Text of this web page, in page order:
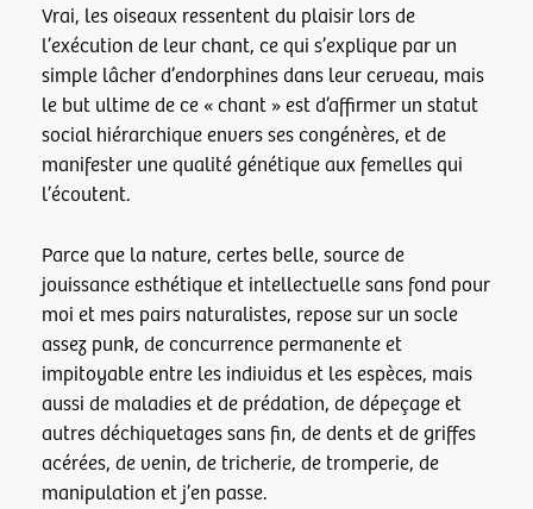
Vrai, les oiseaux ressentent du plaisir lors de
l’exécution de leur chant, ce qui s’explique par un
simple lâcher d’endorphines dans leur cerveau, mais
le but ultime de ce « chant » est d’affirmer un statut
social hiérarchique envers ses congénères, et de
manifester une qualité génétique aux femelles qui
l’écoutent.
Parce que la nature, certes belle, source de
jouissance esthétique et intellectuelle sans fond pour
moi et mes pairs naturalistes, repose sur un socle
assez punk, de concurrence permanente et
impitoyable entre les individus et les espèces, mais
aussi de maladies et de prédation, de dépeçage et
autres déchiquetages sans fin, de dents et de griffes
acérées, de venin, de tricherie, de tromperie, de
manipulation et j’en passe.